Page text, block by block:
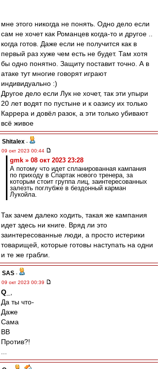
мне этого никогда не понять. Одно дело если
сам не хочет как Романцев когда-то и другое ..
когда готов. Даже если не получится как в
первый раз хуже чем есть не будет. Там хотя
бы одно понятно. Защиту поставит точно. А в
атаке тут многие говорят играют
индивидуально :)
Другое дело если Лук не хочет, так эти упыри
20 лет водят по пустыне и к оазису их только
Каррера и довёл разок, а эти только убивают
всё живое
Shitalex -
09 окт 2023 00:44
gmk » 08 окт 2023 23:28
А потому что идет спланированная кампания
по приходу в Спартак нового тренера, за
которым стоит группа лиц, заинтересованных
залезть поглубже в бездонный карман
Лукойла.
Так зачем далеко ходить, такая же кампания
идет здесь ни книге. Вряд ли это
заинтересованные люди, а просто истерики
товарищей, которые готовы наступать на одни
и те же грабли.
SAS -
09 окт 2023 00:39
Q_
Да ты что-
Даже
Сама
ВВ
Против?!